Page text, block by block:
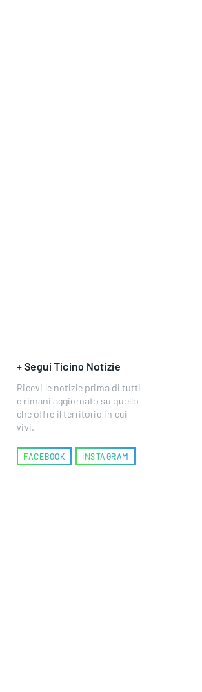
+ Segui Ticino Notizie
Ricevi le notizie prima di tutti
e rimani aggiornato su quello
che offre il territorio in cui
vivi.
FACEBOOK INSTAGRAM